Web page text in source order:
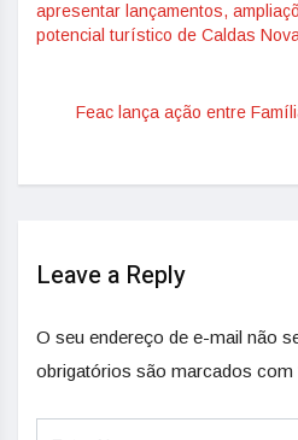
apresentar lançamentos,
potencial turístico de Caldas
Feac lança ação entre
Leave a Reply
O seu endereço de e-mail não
obrigatórios são marcados com